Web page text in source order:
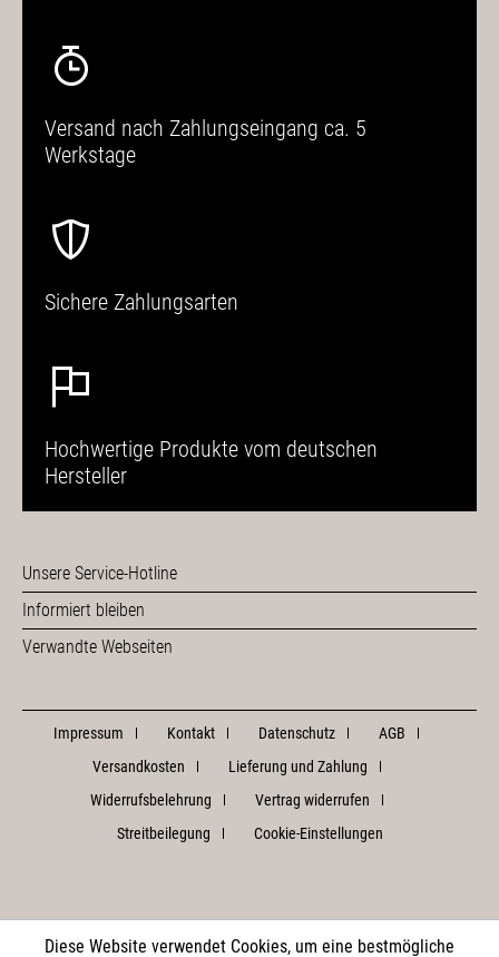
Versand nach Zahlungseingang ca. 5
Werkstage
Sichere Zahlungsarten
Hochwertige Produkte vom deutschen
Hersteller
Unsere Service-Hotline
Informiert bleiben
Verwandte Webseiten
Impressum Kontakt Datenschutz
AGB
Versandkosten
Lieferung und Zahlung
Widerrufsbelehrung
Vertrag widerrufen
Streitbeilegung
Cookie-Einstellungen
Diese Website verwendet Cookies, um eine bestmögliche